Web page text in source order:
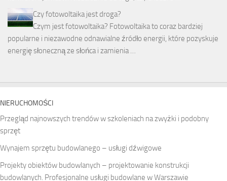
Czy fotowoltaika jest droga?
Czym jest fotowoltaika? Fotowoltaika to coraz bardziej
popularne i niezawodne odnawialne źródło energii, które pozyskuje
energię słoneczną ze słońca i zamienia …
NIERUCHOMOŚCI
Przegląd najnowszych trendów w szkoleniach na zwyżki i podobny
sprzęt
Wynajem sprzętu budowlanego – usługi dźwigowe
Projekty obiektów budowlanych – projektowanie konstrukcji
budowlanych. Profesjonalne usługi budowlane w Warszawie